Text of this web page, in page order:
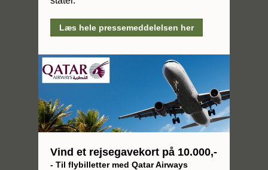
Læs hele pressemeddelelsen her
Vind et rejsegavekort på 10.000,-
- Til flybilletter med Qatar Airways